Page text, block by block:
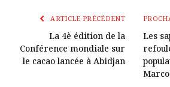
ARTICLE PRÉCÉDENT
La 4è édition de la
Conférence mondiale sur
le cacao lancée à Abidjan
Les